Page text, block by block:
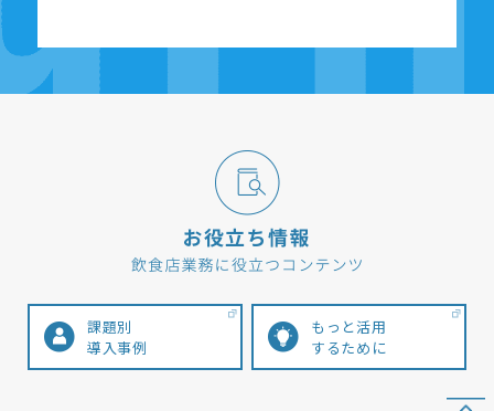
課題別
導入事例
もっと活用
するために